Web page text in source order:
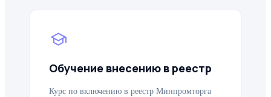
school
Обучение внесению в реестр
Курс по включению в реестр Минпромторга